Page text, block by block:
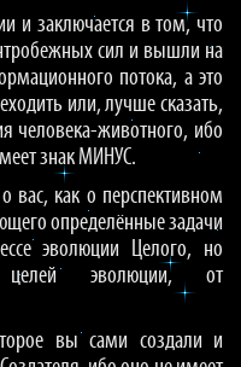
и заключается в том, что
сил и вышли на
потока, а это
или, лучше сказать,
человека-животного, ибо
знак МИНУС.
вас, как о перспективном
определённые задачи
эволюции Целого, но
целей эволюции, от
вы сами создали и